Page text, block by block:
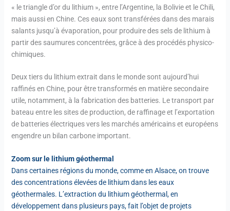
« le triangle d’or du lithium », entre l’Argentine, la Bolivie et le Chili,
mais aussi en Chine. Ces eaux sont transférées dans des marais
salants jusqu’à évaporation, pour produire des sels de lithium à
partir des saumures concentrées, grâce à des procédés physico-
chimiques.
Deux tiers du lithium extrait dans le monde sont aujourd’hui
raffinés en Chine, pour être transformés en matière secondaire
utile, notamment, à la fabrication des batteries. Le transport par
bateau entre les sites de production, de raffinage et l’exportation
de batteries électriques vers les marchés américains et européens
engendre un bilan carbone important.
Zoom sur le lithium géothermal
Dans certaines régions du monde, comme en Alsace, on trouve
des concentrations élevées de lithium dans les eaux
géothermales. L’extraction du lithium géothermal, en
développement dans plusieurs pays, fait l’objet de projets